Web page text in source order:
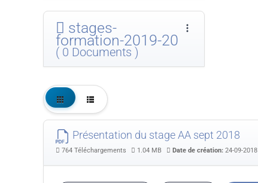
stages-
formation-2019-20
( 0 Documents )
Présentation du stage AA sept 2018
764 Téléchargements 1.04 MB Date de création: 24-09-2018